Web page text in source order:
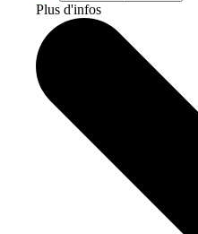
Plus d'infos